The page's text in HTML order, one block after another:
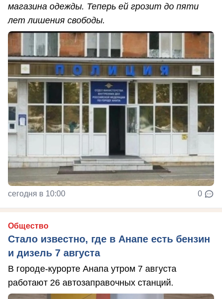
магазина одежды. Теперь ей грозит до пяти
лет лишения свободы.
сегодня в 10:00 0
Общество
Стало известно, где в Анапе есть бензин
и дизель 7 августа
В городе-курорте Анапа утром 7 августа
работают 26 автозаправочных станций.